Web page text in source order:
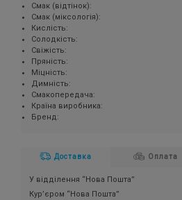
Смак (відтінок):
Смак (міксологія):
Кислість:
Солодкість:
Свіжість:
Пряність:
Міцність:
Димність:
Смакопередача:
Країна виробника:
Бренд:
Доставка Оплата
У відділення “Нова Пошта”
Кур’єром “Нова Пошта”